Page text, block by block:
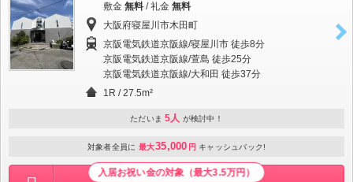
敷金 無料 /礼金 無料
大阪府寝屋川市木田町
京阪電気鉄道京阪線/寝屋川市 徒歩8分
京阪電気鉄道京阪線/萱島 徒歩25分
京阪電気鉄道京阪線/大和田 徒歩37分
1R / 27.5m²
ただいま 5人 が検討中！
対象者全員に 最大35,000 円 キャッシュバック!
入居お祝い金の対象（最大3.5万円）